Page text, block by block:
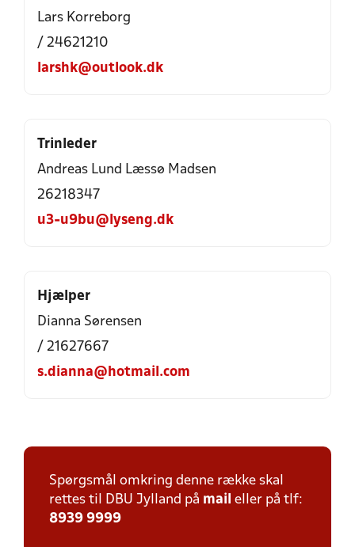
Lars Korreborg
/ 24621210
larshk@outlook.dk
Trinleder
Andreas Lund Læssø Madsen
26218347
u3-u9bu@lyseng.dk
Hjælper
Dianna Sørensen
/ 21627667
s.dianna@hotmail.com
Spørgsmål omkring denne række skal
rettes til DBU Jylland på mail eller på tlf:
8939 9999